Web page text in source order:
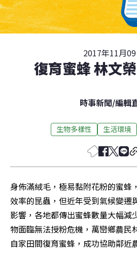
2017年11月
復育蜜蜂 林文
時事新聞/編輯
生物多樣性 生活環境
身佈滿絨毛，極易黏附花粉的蜜蜂
效率的昆蟲，但近年受到氣候變遷
影響，各地都傳出蜜蜂數量大幅減
物面臨無法授粉危機，萬巒鄉農民
自家田間復育蜜蜂，成功協助鄰近